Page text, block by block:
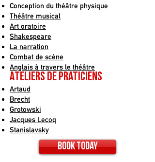
Conception du théâtre physique
Théâtre musical
Art oratoire
Shakespeare
La narration
Combat de scène
Anglais à travers le théâtre
Ateliers de praticiens
Artaud
Brecht
Grotowski
Jacques Lecoq
Stanislavsky
Book today